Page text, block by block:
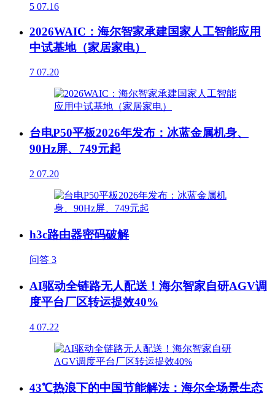
5 07.16
2026WAIC：海尔智家承建国家人工智能应用
中试基地（家居家电）
7 07.20
台电P50平板2026年发布：冰蓝金属机身、
90Hz屏、749元起
2 07.20
h3c路由器密码破解
问答 3
AI驱动全链路无人配送！海尔智家自研AGV调
度平台厂区转运提效40%
4 07.22
43℃热浪下的中国节能解法：海尔全场景生态